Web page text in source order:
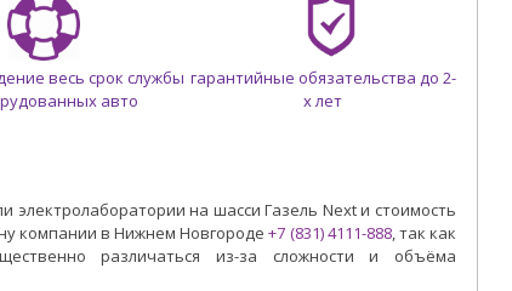
весь срок службы
авто
гарантийные обязательства до 2-
х лет
электролаборатории на шасси Газель Next и стоимость
компании в Нижнем Новгороде+7 (831) 4111-888, так как
различаться из-за сложности и объёма